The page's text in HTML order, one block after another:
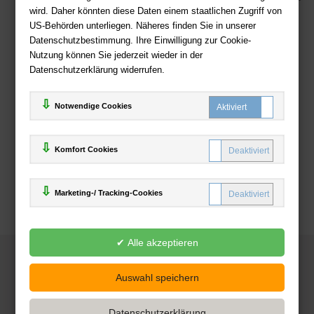
wird. Daher könnten diese Daten einem staatlichen Zugriff von
US-Behörden unterliegen. Näheres finden Sie in unserer
Datenschutzbestimmung. Ihre Einwilligung zur Cookie-
Nutzung können Sie jederzeit wieder in der
Datenschutzerklärung widerrufen.
Notwendige Cookies
Komfort Cookies
Marketing-/ Tracking-Cookies
Zahlweisen
Deutsche-Buchhandlung.de
www.deutsche-buchhandlung.de ist ein Angebot der
Powered by Inooga